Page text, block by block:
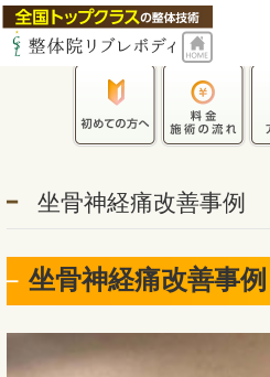
坐骨神経痛改善事例
坐骨神経痛改善事例